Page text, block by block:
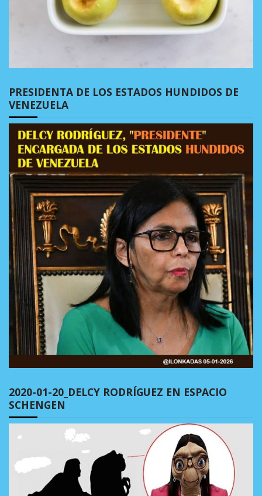
PRESIDENTA DE LOS ESTADOS HUNDIDOS DE
VENEZUELA
2020-01-20_DELCY RODRÍGUEZ EN ESPACIO
SCHENGEN